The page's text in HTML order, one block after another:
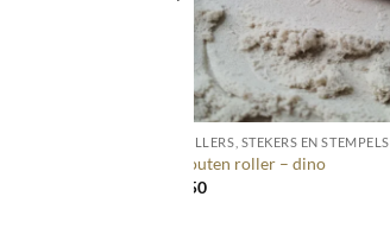
+
ROLLERS, STEKERS EN STEMPELS
Houten roller – dino
8,50